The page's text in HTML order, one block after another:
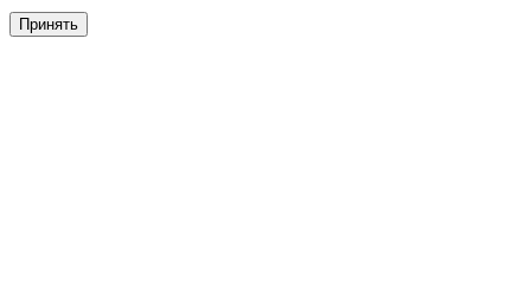
Принять